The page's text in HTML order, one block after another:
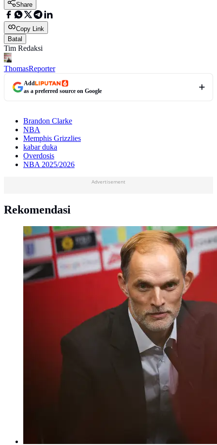
Share
Copy Link
Batal
Tim Redaksi
ThomasReporter
Add
as a preferred source on Google
Brandon Clarke
NBA
Memphis Grizzlies
kabar duka
Overdosis
NBA 2025/2026
Advertisement
Rekomendasi